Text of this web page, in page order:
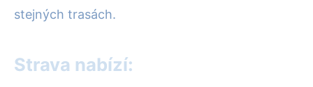
stejných trasách.
Strava nabízí: